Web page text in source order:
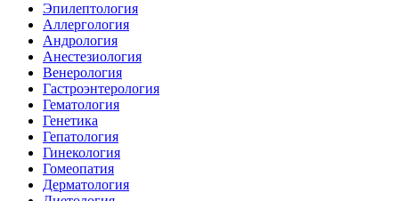
Эпилептология
Аллергология
Андрология
Анестезиология
Венерология
Гастроэнтерология
Гематология
Генетика
Гепатология
Гинекология
Гомеопатия
Дерматология